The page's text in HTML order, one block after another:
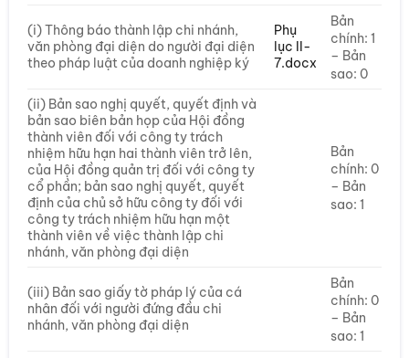
(i) Thông báo thành lập chi nhánh,
văn phòng đại diện do người đại diện
theo pháp luật của doanh nghiệp ký
Phụ
lục II-
7.docx
Bản
chính: 1
– Bản
sao: 0
(ii) Bản sao nghị quyết, quyết định và
bản sao biên bản họp của Hội đồng
thành viên đối với công ty trách
nhiệm hữu hạn hai thành viên trở lên,
của Hội đồng quản trị đối với công ty
cổ phần; bản sao nghị quyết, quyết
định của chủ sở hữu công ty đối với
công ty trách nhiệm hữu hạn một
thành viên về việc thành lập chi
nhánh, văn phòng đại diện
Bản
chính: 0
– Bản
sao: 1
(iii) Bản sao giấy tờ pháp lý của cá
nhân đối với người đứng đầu chi
nhánh, văn phòng đại diện
Bản
chính: 0
– Bản
sao: 1